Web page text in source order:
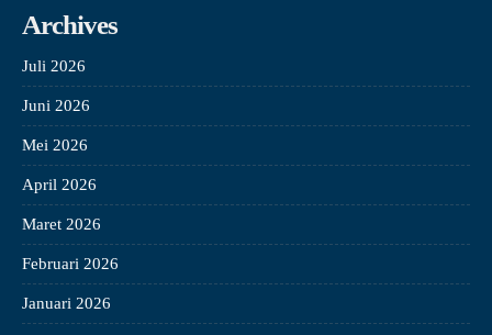
Archives
Juli 2026
Juni 2026
Mei 2026
April 2026
Maret 2026
Februari 2026
Januari 2026